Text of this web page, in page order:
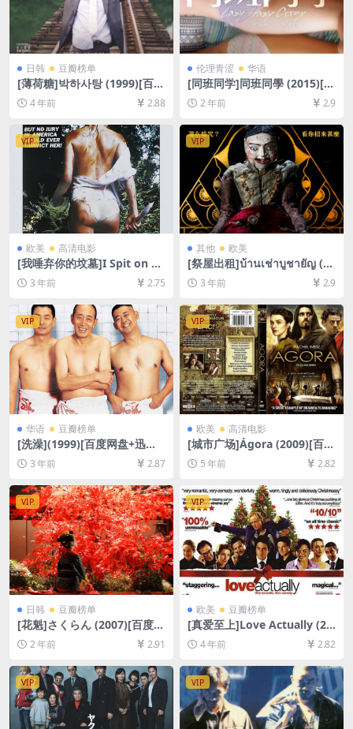
日韩 豆瓣榜单
[薄荷糖]박하사탕 (1999)[百度
网盘+迅雷云盘资源1080P超
清未删减][MP4/8.4GB][韩语
4 年前 2.88
伦理青涩 华语
[同班同学]同班同學 (2015)[百
度网盘+夸克网盘1080P超清
未删减资源][网盘下载][MP4/
+防和谐加密压缩包]
2 年前 2.9
VIP
欧美 高清电影
[我唾弃你的坟墓]I Spit on Yo
ur Grave (1978)[百度网盘+迅
雷云盘资源1080P超清未删减]
[MP4/6GB][中英字幕][视频文
件+防和谐加密压缩包]
3 年前 2.75
VIP
其他 欧美
[祭屋出租]บ้านเช่าบูชายัญ (20
23)[百度网盘+迅雷云盘资源1
080P超清未删减][MP4/4GB]
[泰语中字]
3 年前 2.9
VIP
华语 豆瓣榜单
[洗澡](1999)[百度网盘+迅雷
云盘资源1080P超清未删减]
[MP4/5GB][中文字幕]
3 年前 2.87
VIP
欧美 高清电影
[城市广场]Ágora (2009)[百度
网盘+迅雷云盘资源1080P超
清未删减][MP4/8.0GB][中英
5 年前 2.82
VIP
日韩 豆瓣榜单
[花魁]さくらん (2007)[百度网
盘+夸克网盘1080P超清未删
减资源][网盘在线播放/下载]
2 年前 2.91
VIP
欧美 豆瓣榜单
[真爱至上]Love Actually (20
03)[百度网盘+迅雷云盘资源1
080P超清未删减][MP4/9.8G
4 年前 2.82
VIP VIP